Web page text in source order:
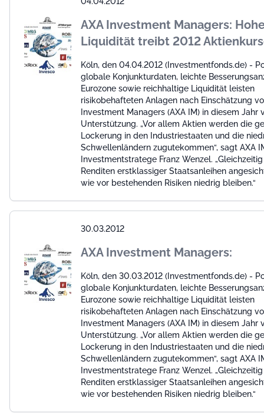
AXA Investment Managers:
Liquidität treibt 2012
Köln, den 04.04.2012 (Investmentfonds.de) -
globale Konjunkturdaten, leichte
Eurozone sowie reichhaltige Liquidität leisten
risikobehafteten Anlagen nach Einschätzung
Investment Managers (AXA IM) in diesem Jahr
Unterstützung. „Vor allem Aktien werden die
Lockerung in den Industriestaaten und die
Schwellenländern zugutekommen“, sagt AXA
Investmentstratege Franz Wenzel.
Renditen erstklassiger Staatsanleihen
wie vor bestehenden Risiken niedrig bleiben.“
30.03.2012
AXA Investment Managers:
Köln, den 30.03.2012 (Investmentfonds.de) -
globale Konjunkturdaten, leichte
Eurozone sowie reichhaltige Liquidität leisten
risikobehafteten Anlagen nach Einschätzung
Investment Managers (AXA IM) in diesem Jahr
Unterstützung. „Vor allem Aktien werden die
Lockerung in den Industriestaaten und die
Schwellenländern zugutekommen“, sagt AXA
Investmentstratege Franz Wenzel.
Renditen erstklassiger Staatsanleihen
wie vor bestehenden Risiken niedrig bleiben.“